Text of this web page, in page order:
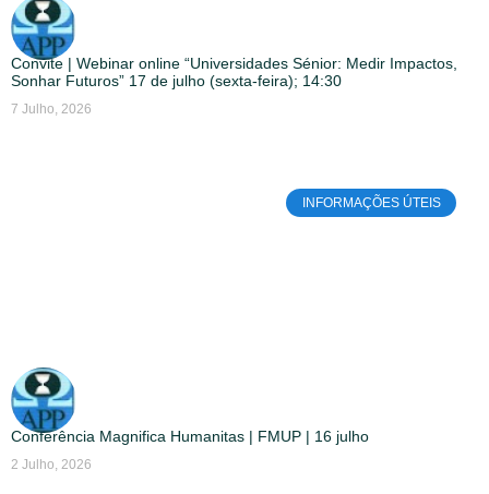
Convite | Webinar online “Universidades Sénior: Medir Impactos,
Sonhar Futuros” 17 de julho (sexta-feira); 14:30
7 Julho, 2026
INFORMAÇÕES ÚTEIS
Conferência Magnifica Humanitas | FMUP | 16 julho
2 Julho, 2026